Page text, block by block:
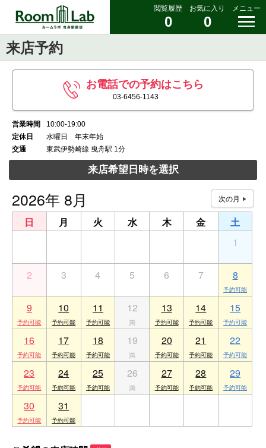
閲覧履歴
0
お気に入り
0
メニュー
来店予約
お電話での予約はこちら
03-6456-1143
営業時間
10:00-19:00
定休日
水曜日 年末年始
交通
東武伊勢崎線 曳舟駅 1分
来店希望日時を選択
2026年 8月
日 月 火 水 木 金
土
1
2 3 4 5 6 7 8
9 10 11 12 13 14 15
16 17 18 19 20 21 22
23 24 25 26 27 28 29
30 31